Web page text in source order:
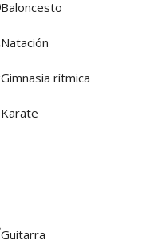
Baloncesto
Natación
Gimnasia rítmica
Karate
Guitarra